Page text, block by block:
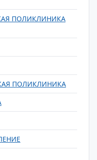
ПОЛИКЛИНИКА
ПОЛИКЛИНИКА